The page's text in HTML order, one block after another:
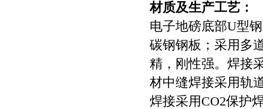
材质及生产工艺：
电子地磅底部U型
碳钢钢板；采用多
精，刚性强。焊接
材中缝焊接采用轨
焊接采用CO2保护